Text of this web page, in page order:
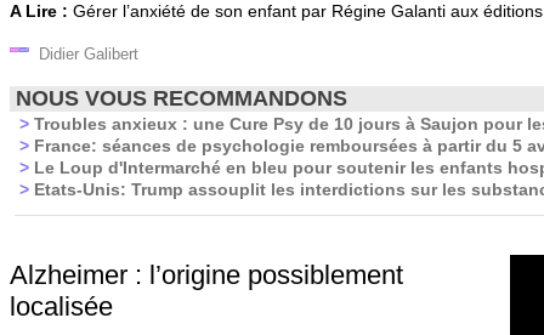
A Lire : Gérer l’anxiété de son enfant par Régine Galanti aux
Didier Galibert
NOUS VOUS RECOMMANDONS
> Troubles anxieux : une Cure Psy de 10 jours à Saujon pour
> France: séances de psychologie remboursées à partir du 5
> Le Loup d'Intermarché en bleu pour soutenir les enfants
> Etats-Unis: Trump assouplit les interdictions sur les
Alzheimer : l’origine possiblement
localisée